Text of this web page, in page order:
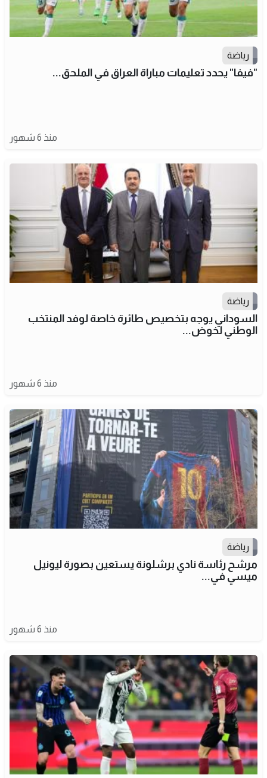
رياضة
"فيفا" يحدد تعليمات مباراة العراق في الملحق...
منذ 6 شهور
رياضة
السوداني يوجه بتخصيص طائرة خاصة لوفد المنتخب
الوطني لخوض...
منذ 6 شهور
رياضة
مرشح رئاسة نادي برشلونة يستعين بصورة ليونيل
ميسي في...
منذ 6 شهور